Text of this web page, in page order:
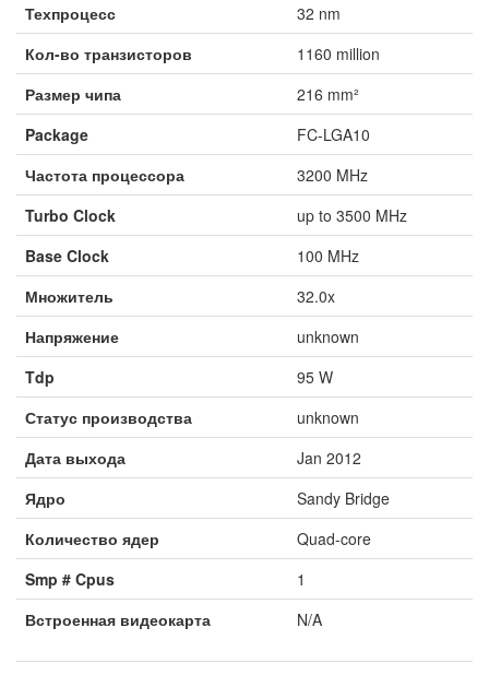
Техпроцесс
32 nm
Кол-во транзисторов
1160 million
Размер чипа
216 mm²
Package
FC-LGA10
Частота процессора
3200 MHz
Turbo Clock
up to 3500 MHz
Base Clock
100 MHz
Множитель
32.0x
Напряжение
unknown
Tdp
95 W
Статус производства
unknown
Дата выхода
Jan 2012
Ядро
Sandy Bridge
Количество ядер
Quad-core
Smp # Cpus
1
Встроенная видеокарта
N/A